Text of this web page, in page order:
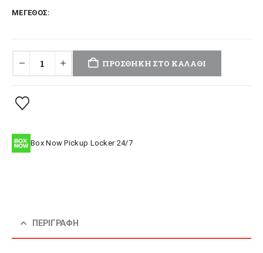
ΜΈΓΕΘΟΣ
ΠΡΟΣΘΉΚΗ ΣΤΟ ΚΑΛΆΘΙ
Box Now Pickup Locker 24/7
ΠΕΡΙΓΡΑΦΉ